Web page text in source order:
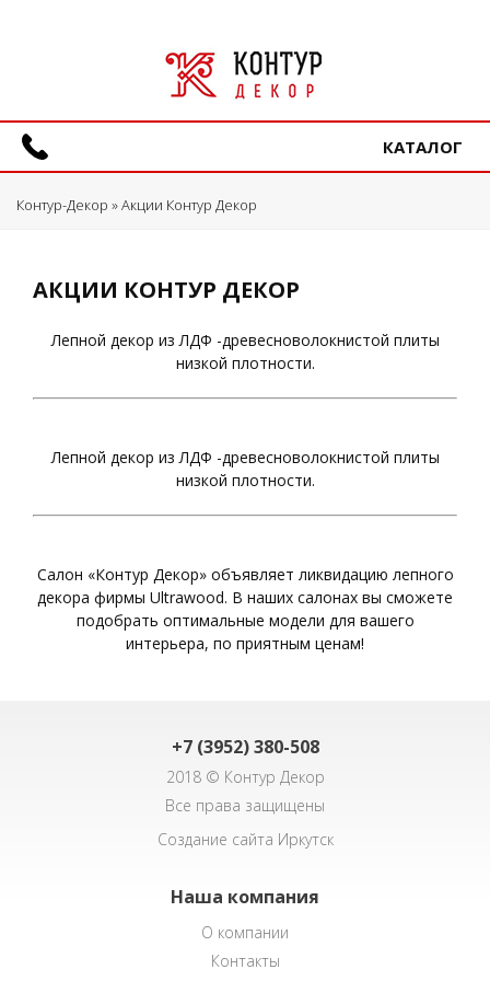
КАТАЛОГ
Контур-Декор » Акции Контур Декор
АКЦИИ КОНТУР ДЕКОР
Лепной декор из ЛДФ -древесноволокнистой плиты
низкой плотности.
Лепной декор из ЛДФ -древесноволокнистой плиты
низкой плотности.
Салон «Контур Декор» объявляет ликвидацию лепного
декора фирмы Ultrawood. В наших салонах вы сможете
подобрать оптимальные модели для вашего
интерьера, по приятным ценам!
+7 (3952) 380-508
2018 © Контур Декор
Все права защищены
Создание сайта Иркутск
Наша компания
О компании
Контакты